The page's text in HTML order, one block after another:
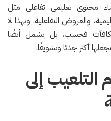
محتوى تعليمي تفاعلي مثل
والعروض التفاعلية. وبهذا لا
فحسب، بل يشمل أيضًا
أكثر جذبًا وتشويقًا.
إلى